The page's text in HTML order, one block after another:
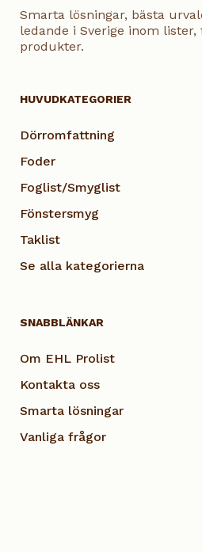
Smarta lösningar, bästa
ledande i Sverige inom
produkter.
HUVUDKATEGORIER
Dörromfattning
Foder
Foglist/Smyglist
Fönstersmyg
Taklist
Se alla kategorierna
SNABBLÄNKAR
Om EHL Prolist
Kontakta oss
Smarta lösningar
Vanliga frågor